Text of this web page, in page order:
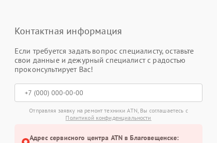
Контактная информация
Если требуется задать вопрос специалисту, оставьте
свои данные и дежурный специалист с радостью
проконсультирует Вас!
Отправляя заявку на ремонт техники ATN, Вы соглашаетесь с
Политикой конфиденциальности
Адрес сервисного центра ATN в Благовещенске: